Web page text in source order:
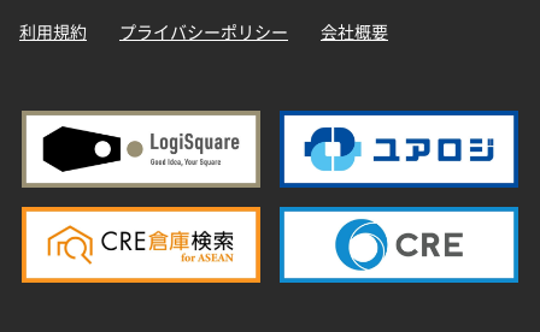
利用規約 プライバシーポリシー 会社概要